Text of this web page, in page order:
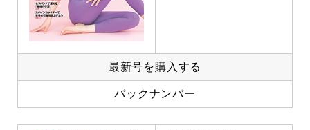
最新号を購入する
バックナンバー